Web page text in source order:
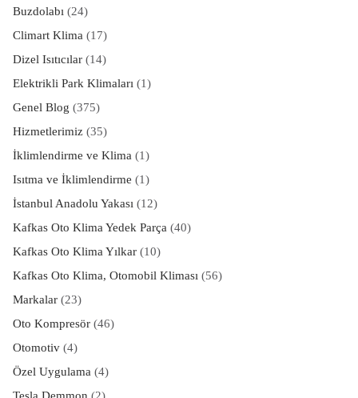
Buzdolabı(24)
Climart Klima(17)
Dizel Isıtıcılar(14)
Elektrikli Park Klimaları(1)
Genel Blog (375)
Hizmetlerimiz(35)
İklimlendirme ve Klima(1)
Isıtma ve İklimlendirme (1)
İstanbul Anadolu Yakası(12)
Kafkas Oto Klima Yedek Parça(40)
Kafkas Oto Klima Yılkar(10)
Kafkas Oto Klima, Otomobil Kliması(56)
Markalar(23)
Oto Kompresör(46)
Otomotiv(4)
Özel Uygulama(4)